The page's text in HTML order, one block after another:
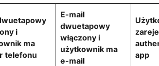
i
ma
telefonu
E-mail
dwuetapowy
włączony i
użytkownik ma
e-mail
app